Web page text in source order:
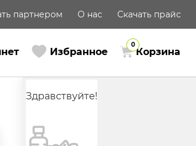
партнером О нас Скачать прайс
Избранное
0
Корзина
Здравствуйте!